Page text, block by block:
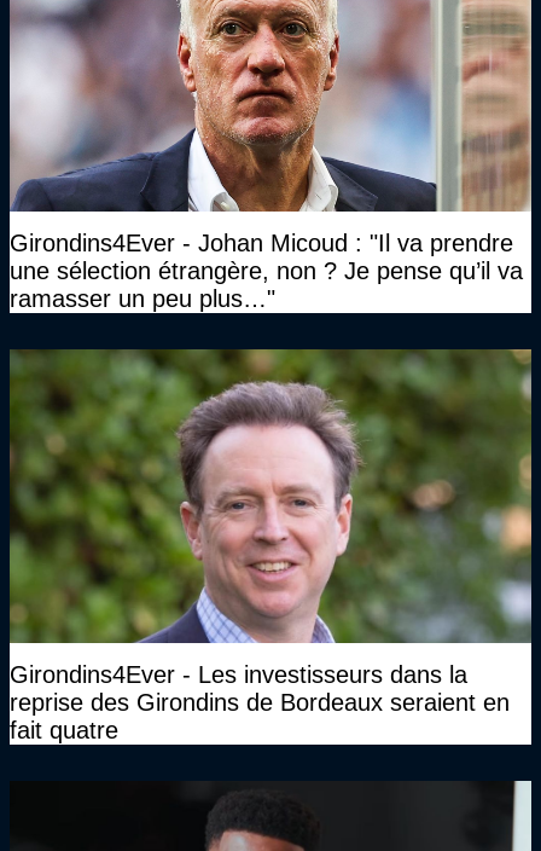
Girondins4Ever - Johan Micoud : "Il va prendre
une sélection étrangère, non ? Je pense qu’il va
ramasser un peu plus…"
Girondins4Ever - Les investisseurs dans la
reprise des Girondins de Bordeaux seraient en
fait quatre